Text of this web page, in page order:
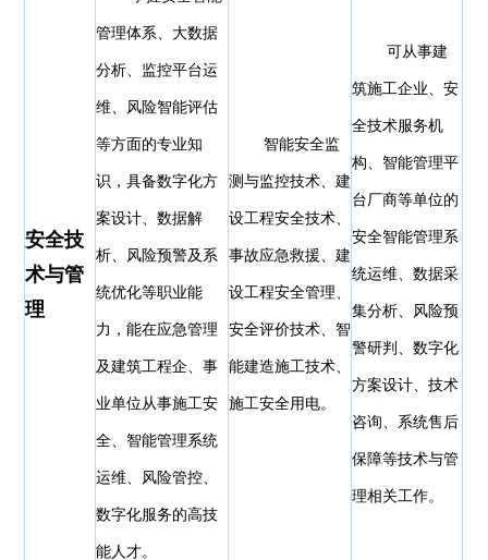
安全技
术与管
理
管理体系、大数据
分析、监控平台运
维、风险智能评估
等方面的专业知
识，具备数字化方
案设计、数据解
析、风险预警及系
统优化等职业能
力，能在应急管理
及建筑工程企、事
业单位从事施工安
全、智能管理系统
运维、风险管控、
数字化服务的高技
能人才。
智能安全监
测与监控技术、建
设工程安全技术、
事故应急救援、建
设工程安全管理、
安全评价技术、智
能建造施工技术、
施工安全用电。
可从事建
筑施工企业、安
全技术服务机
构、智能管理平
台厂商等单位的
安全智能管理系
统运维、数据采
集分析、风险预
警研判、数字化
方案设计、技术
咨询、系统售后
保障等技术与管
理相关工作。